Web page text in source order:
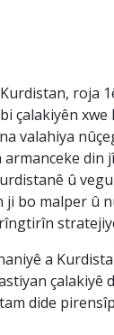
roja
çalakiyên
valahiya
din
û
bo malper û
a
çalakiyê
dide